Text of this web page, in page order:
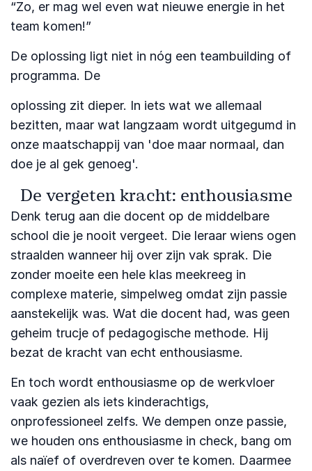
“Zo, er mag wel even wat nieuwe energie in het
team komen!”
De oplossing ligt niet in nóg een teambuilding of
programma. De
oplossing zit dieper. In iets wat we allemaal
bezitten, maar wat langzaam wordt uitgegumd in
onze maatschappij van 'doe maar normaal, dan
doe je al gek genoeg'.
De vergeten kracht: enthousiasme
Denk terug aan die docent op de middelbare
school die je nooit vergeet. Die leraar wiens ogen
straalden wanneer hij over zijn vak sprak. Die
zonder moeite een hele klas meekreeg in
complexe materie, simpelweg omdat zijn passie
aanstekelijk was. Wat die docent had, was geen
geheim trucje of pedagogische methode. Hij
bezat de kracht van echt enthousiasme.
En toch wordt enthousiasme op de werkvloer
vaak gezien als iets kinderachtigs,
onprofessioneel zelfs. We dempen onze passie,
we houden ons enthousiasme in check, bang om
als naïef of overdreven over te komen. Daarmee